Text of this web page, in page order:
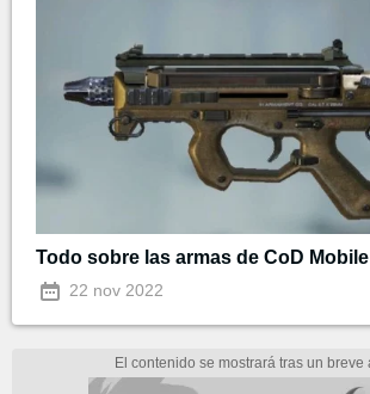
Todo sobre las armas de CoD Mobile
22 nov 2022